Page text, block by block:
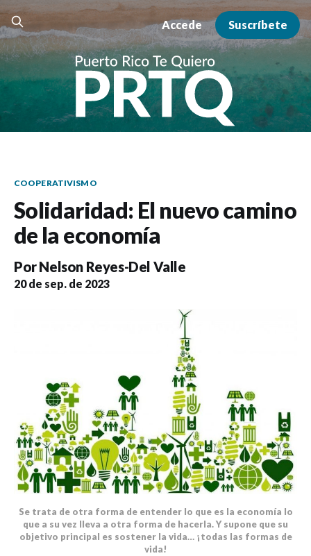
Accede Suscríbete
COOPERATIVISMO
Solidaridad: El nuevo camino
de la economía
PorNelson Reyes-Del Valle
20 de sep. de 2023
Se trata de otra forma de entender lo que es la economía lo
que a su vez lleva a otra forma de hacerla. Y supone que su
objetivo principal es sostener la vida… ¡todas las formas de
vida!